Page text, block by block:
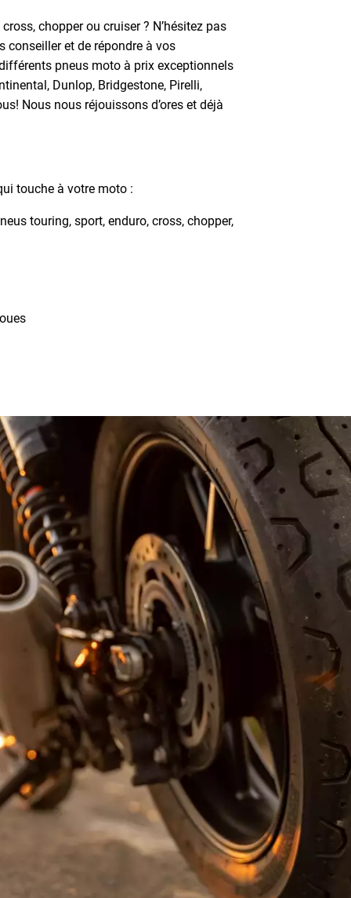
chopper ou cruiser ? N’hésitez pas
conseiller et de répondre à vos
pneus moto à prix exceptionnels
Dunlop, Bridgestone, Pirelli,
Nous nous réjouissons d’ores et déjà
touche à votre moto :
touring, sport, enduro, cross, chopper,
roues